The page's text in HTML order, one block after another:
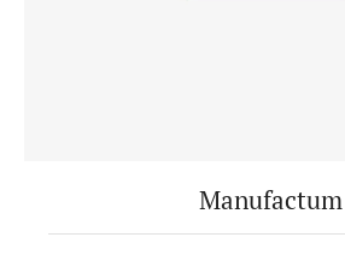
Manufactum